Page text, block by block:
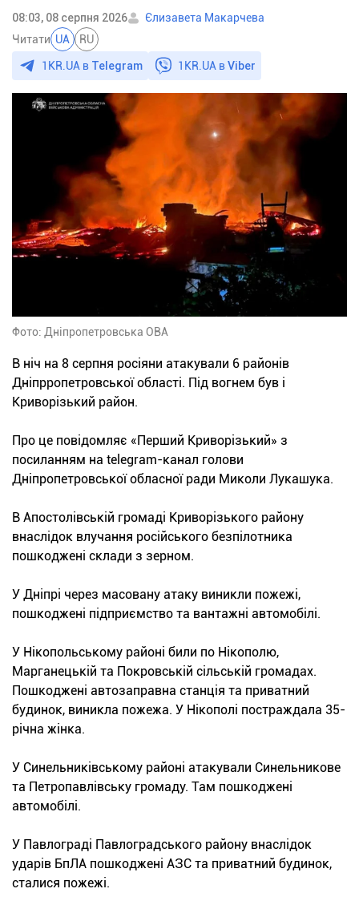
08:03, 08 серпня 2026
Єлизавета Макарчева
Читати UA RU
1KR.UA в Telegram 1KR.UA вViber
Фото: Дніпропетровська ОВА
В ніч на 8 серпня росіяни атакували 6 районів
Дніпрропетровської області. Під вогнем був і
Криворізький район.
Про це повідомляє «Перший Криворізький» з
посиланням на telegram-канал голови
Дніпропетровської обласної ради Миколи Лукашука.
В Апостолівській громаді Криворізького району
внаслідок влучання російського безпілотника
пошкоджені склади з зерном.
У Дніпрі через масовану атаку виникли пожежі,
пошкоджені підприємство та вантажні автомобілі.
У Нікопольському районі били по Нікополю,
Марганецькій та Покровській сільській громадах.
Пошкоджені автозаправна станція та приватний
будинок, виникла пожежа. У Нікополі постраждала 35-
річна жінка.
У Синельниківському районі атакували Синельникове
та Петропавлівську громаду. Там пошкоджені
автомобілі.
У Павлограді Павлоградського району внаслідок
ударів БпЛА пошкоджені АЗС та приватний будинок,
сталися пожежі.